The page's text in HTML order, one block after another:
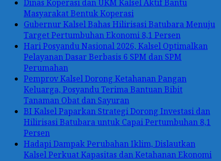
Dinas Koperasi dan UKM Kalsel Aktif Bantu
Masyarakat Bentuk Koperasi
Gubernur Kalsel Bahas Hilirisasi Batubara Menuju
Target Pertumbuhan Ekonomi 8,1 Persen
Hari Posyandu Nasional 2026, Kalsel Optimalkan
Pelayanan Dasar Berbasis 6 SPM dan SPM
Perumahan
Pemprov Kalsel Dorong Ketahanan Pangan
Keluarga, Posyandu Terima Bantuan Bibit
Tanaman Obat dan Sayuran
BI Kalsel Paparkan Strategi Dorong Investasi dan
Hilirisasi Batubara untuk Capai Pertumbuhan 8,1
Persen
Hadapi Dampak Perubahan Iklim, Dislautkan
Kalsel Perkuat Kapasitas dan Ketahanan Ekonomi